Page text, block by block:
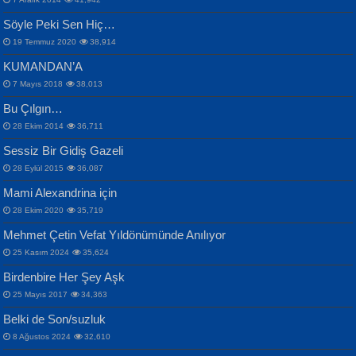
Samimiyet Nedir?...
İPEK ACAR SERT
Gazze’nin Şecaati, Ümmetin İmtihanı...
MAHMUT GÜRBÜZ
İbrahim Olmak ve Bitirebilmek...
Mescid-i Aksâ Üstüne Ay!...
Selahattin Yıldız
İdrakimle Üşürken...
Songül Özel
Mahzen...
ERDEM BAYAZIT
Sana, Bana, Vatanıma, Ülkemin
İnsanlarına Dair...
NAZIM HİKMET RAN
Bir Cezaevinde, Tecritteki Adamın
Mektupları...
Söyle Peki Sen Hiç…
19 Temmuz 2020 38,914
KUMANDAN’A
7 Mayıs 2018 38,013
Bu Çılgın…
28 Ekim 2014 36,711
Sessiz Bir Gidiş Gazeli
28 Eylül 2015 36,087
Mami Alexandrina için
28 Ekim 2020 35,719
Mehmet Çetin Vefat Yıldönümünde Anılıyor
25 Kasım 2024 35,624
Birdenbire Her Şey Aşk
25 Mayıs 2017 34,363
Belki de Son/suzluk
8 Ağustos 2024 32,610